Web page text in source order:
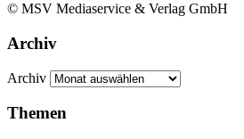
© MSV Mediaservice & Verlag GmbH
Archiv
Archiv
Themen